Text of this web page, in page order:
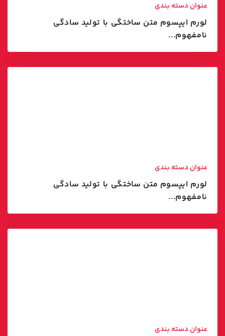
عنوان دسته بندی
لورم ایپسوم متن ساختگی با تولید سادگی
نامفهوم...
عنوان دسته بندی
لورم ایپسوم متن ساختگی با تولید سادگی
نامفهوم...
عنوان دسته بندی